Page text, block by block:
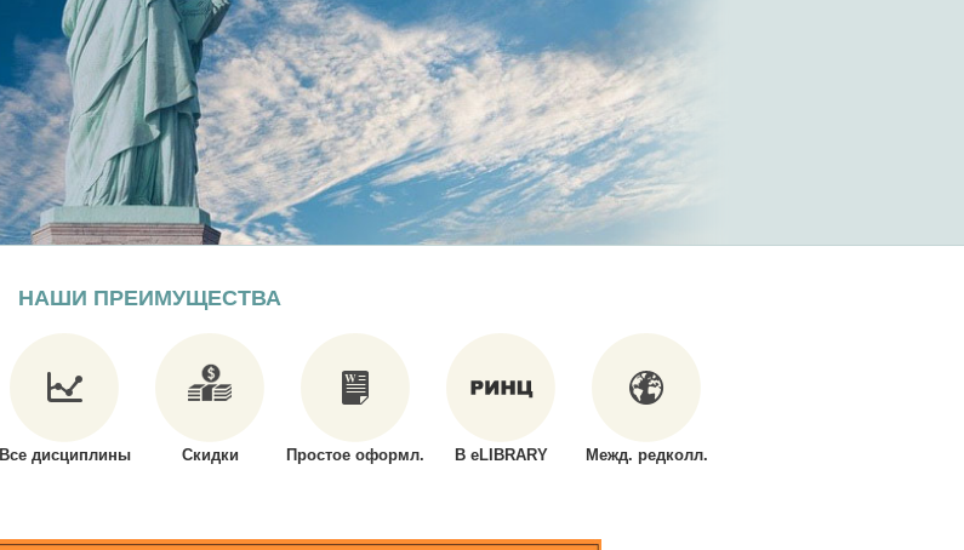
НАШИ ПРЕИМУЩЕСТВА
Все дисциплины Скидки Простое оформл. В eLIBRARY Межд. редколл.